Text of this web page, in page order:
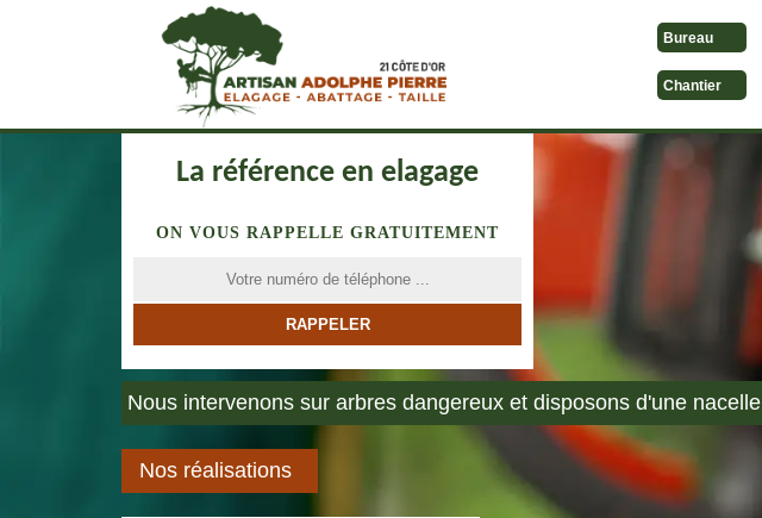
Bureau
Chantier
La référence en elagage
ON VOUS RAPPELLE GRATUITEMENT
Nous intervenons sur arbres dangereux et disposons d'une nacelle
Nos réalisations